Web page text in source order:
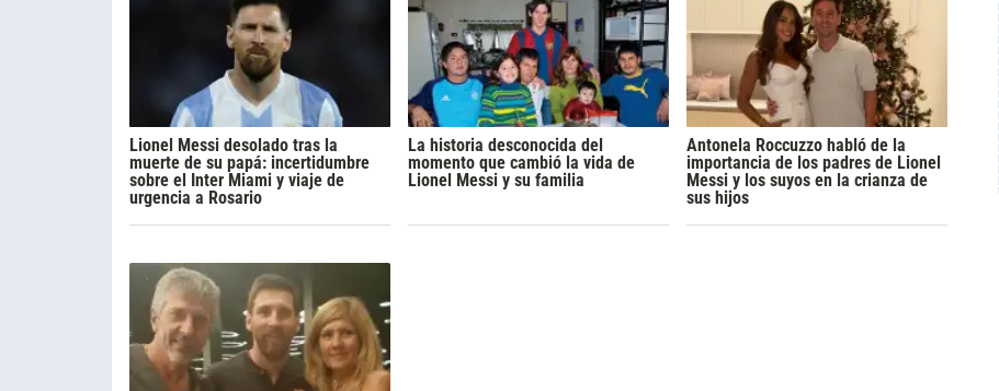
Lionel Messi desolado tras la
muerte de su papá: incertidumbre
sobre el Inter Miami y viaje de
urgencia a Rosario
La historia desconocida del
momento que cambió la vida de
Lionel Messi y su familia
Antonela Roccuzzo habló de la
importancia de los padres de Lionel
Messi y los suyos en la crianza de
sus hijos